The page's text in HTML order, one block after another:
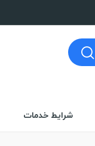
شرایط خدمات